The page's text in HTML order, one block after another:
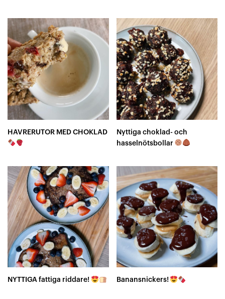
HAVRERUTOR MED CHOKLAD
Nyttiga choklad- och
hasselnötsbollar
NYTTIGA fattiga riddare! Banansnickers!